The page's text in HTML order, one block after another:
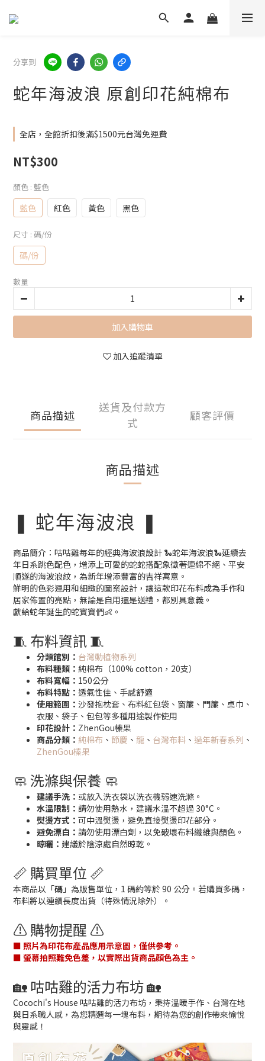
分享到
蛇年海波浪 原創印花純棉布
全店，全館折扣後滿$1500元台灣免運費
NT$300
顏色 : 藍色
藍色 紅色 黃色 黑色
尺寸 : 碼/份
碼/份
數量
加入購物車
加入追蹤清單
商品描述
送貨及付款方
式
顧客評價
商品描述
❚ 蛇年海波浪 ❚
商品簡介：咕咕雞每年的經典海波浪設計 🐍蛇年海波浪🐍延續去
年日系跳色配色，增添上可愛的蛇蛇搭配象徵著連綿不絕、平安
順遂的海波浪紋，為新年增添豐富的吉祥寓意。
鮮明的色彩運用和細緻的圖案設計，讓這款印花布料成為手作和
居家佈置的亮點，無論是自用還是送禮，都別具意義。
獻給蛇年誕生的蛇寶寶們👶。
🧵 布料資訊 🧵
分類館別： 台灣動植物系列
布料種類： 純棉布（100% cotton，20支）
布料寬幅： 150公分
布料特點： 透氣性佳、手感舒適
使用範圍： 沙發抱枕套、布料紅包袋、窗簾、門簾、桌巾、
衣服、袋子、包包等多種用途製作使用
印花設計： ZhenGou榛果
商品分類： 純棉布 、 節慶 、 龍 、 台灣布料 、 過年新春系列 、
ZhenGou榛果
🧼 洗滌與保養 🧼
建議手洗： 或放入洗衣袋以洗衣機弱速洗滌。
水溫限制： 請勿使用熱水，建議水溫不超過 30°C。
熨燙方式： 可中溫熨燙，避免直接熨燙印花部分。
避免漂白： 請勿使用漂白劑，以免破壞布料纖維與顏色。
晾曬： 建議於陰涼處自然晾乾。
📏 購買單位 📏
本商品以「碼 」為販售單位，1 碼約等於 90 公分。若購買多碼，
布料將以連續長度出貨（特殊情況除外）。
⚠️ 購物提醒 ⚠️
■ 照片為印花布產品應用示意圖，僅供參考。
■ 螢幕拍照難免色差，以實際出貨商品顏色為主。
🏡 咕咕雞的活力布坊 🏡
Cocochi's House 咕咕雞的活力布坊，秉持溫暖手作、台灣在地
與日系職人感，為您精選每一塊布料，期待為您的創作帶來愉悅
與靈感！